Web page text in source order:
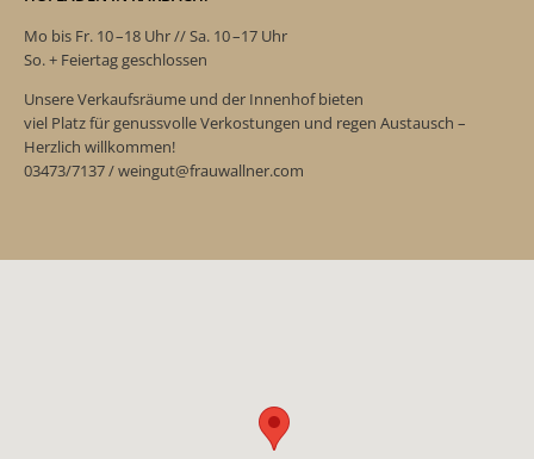
Mo bis Fr. 10 –18 Uhr // Sa. 10 –17 Uhr
So. + Feiertag geschlossen
Unsere Verkaufsräume und der Innenhof bieten
viel Platz für genussvolle Verkostungen und regen Austausch –
Herzlich willkommen!
03473/7137 / weingut@frauwallner.com